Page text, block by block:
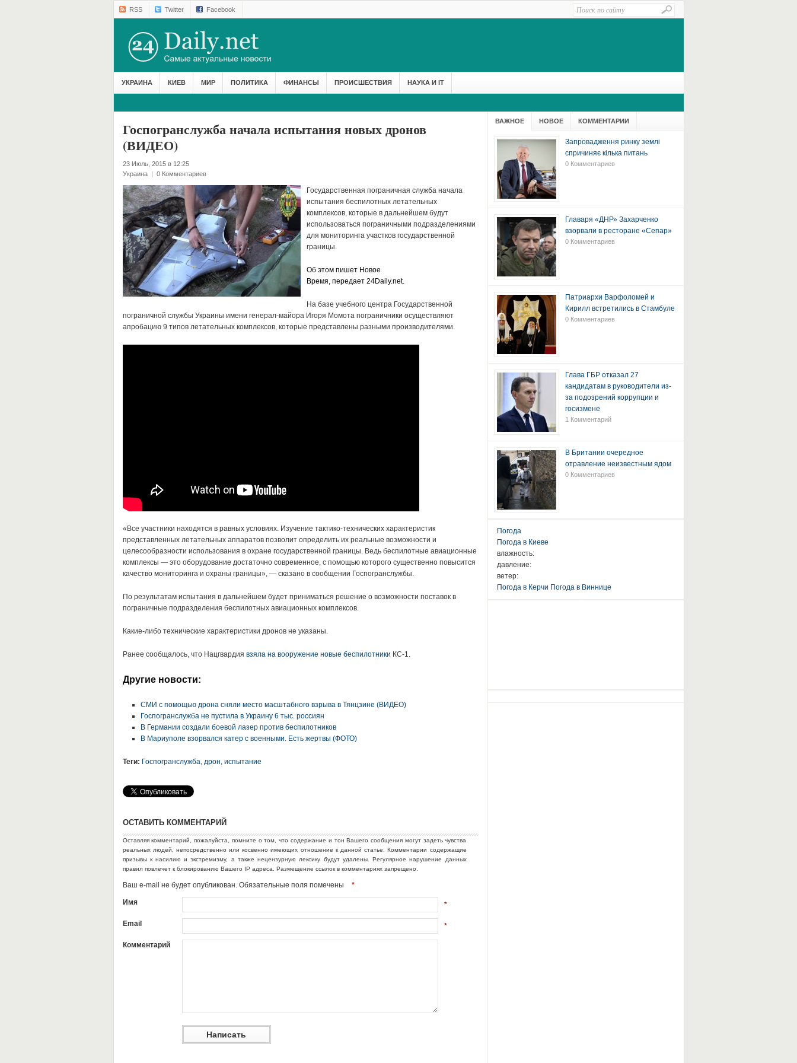
RSS Twitter Facebook
УКРАИНА КИЕВ МИР ПОЛИТИКА ФИНАНСЫ ПРОИСШЕСТВИЯ НАУКА И IT
Госпогранслужба начала испытания новых дронов
(ВИДЕО)
23 Июль, 2015 в 12:25
Украина
| 0 Комментариев
Государственная пограничная служба начала
испытания беспилотных летательных
комплексов, которые в дальнейшем будут
использоваться пограничными подразделениями
для мониторинга участков государственной
границы.
Об этом пишет Новое
Время,передает24Daily.net.
На базе учебного центра Государственной
пограничной службы Украины имени генерал-майора Игоря Момота пограничники осуществляют
апробацию 9 типов летательных комплексов, которые представлены разными производителями.
«Все участники находятся в равных условиях. Изучение тактико-технических характеристик
представленных летательных аппаратов позволит определить их реальные возможности и
целесообразности использования в охране государственной границы. Ведь беспилотные авиационные
комплексы — это оборудование достаточно современное, с помощью которого существенно повысится
качество мониторинга и охраны границы», — сказано в сообщении Госпогранслужбы.
По результатам испытания в дальнейшем будет приниматься решение о возможности поставок в
пограничные подразделения беспилотных авиационных комплексов.
Какие-либо технические характеристики дронов не указаны.
Ранее сообщалось, что Нацгвардия взяла на вооружение новые беспилотники КС-1.
Другие новости:
СМИ с помощью дрона сняли место масштабного взрыва в Тянцзине (ВИДЕО)
Госпогранслужба не пустила в Украину 6 тыс. россиян
В Германии создали боевой лазер против беспилотников
В Мариуполе взорвался катер с военными. Есть жертвы (ФОТО)
Теги: Госпогранслужба, дрон, испытание
ОСТАВИТЬ КОММЕНТАРИЙ
Оставляя комментарий, пожалуйста, помните о том, что содержание и тон Вашего сообщения могут задеть чувства
реальных людей, непосредственно или косвенно имеющих отношение к данной статье. Комментарии содержащие
призывы к насилию и экстремизму, а также нецензурную лексику будут удалены. Регулярное нарушение данных
правил повлечет к блокированию Вашего IP адреса. Размещение ссылок в комментариях запрещено.
Ваш e-mail не будет опубликован. Обязательные поля помечены *
Имя *
Email *
Комментарий
ВАЖНОЕ НОВОЕ КОММЕНТАРИИ
Запровадження ринку землі
спричиняє кілька питань
0 Комментариев
Главаря «ДНР» Захарченко
взорвали в ресторане «Сепар»
0 Комментариев
Патриархи Варфоломей и
Кирилл встретились в Стамбуле
0 Комментариев
Глава ГБР отказал 27
кандидатам в руководители из-
за подозрений коррупции и
госизмене
1 Комментарий
В Британии очередное
отравление неизвестным ядом
0 Комментариев
Погода
Погода в Киеве
влажность:
давление:
ветер:
Погода в Керчи Погода в Виннице